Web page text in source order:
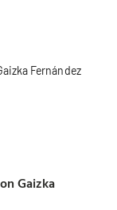
Gaizka